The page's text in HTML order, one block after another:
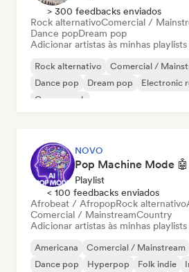
> 300 feedbacks enviados
Rock alternativoComercial /
Dance popDream pop
Adicionar artistas às minhas
Rock alternativo Comercial /
Dance pop
Dream pop Electronic
Garage rock
NOVO
Playlist
< 100 feedbacks enviados
Afrobeat / AfropopRock alternativo
Comercial / MainstreamCountry
Adicionar artistas às minhas
Americana Comercial / Mainstream
Dance pop
Hyperpop Folk indie